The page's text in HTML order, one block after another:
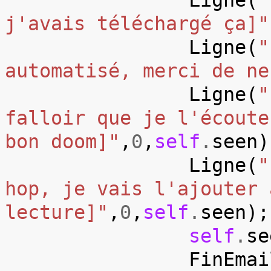
j'avais téléchargé ça]"
Ligne(
automatisé, merci de
Ligne(
falloir que je
bon doom]" , 0 , self . seen
Ligne(
hop, je vais
lecture]" , 0 , self . seen);
self .